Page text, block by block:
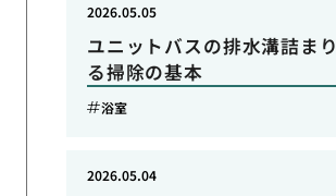
ユニットバスの排水溝詰ま
る掃除の基本
2026.05.05
浴室
2026.05.04